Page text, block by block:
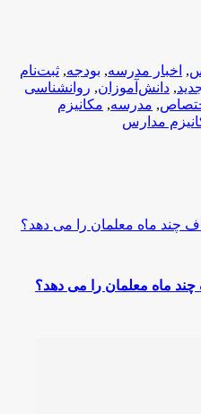
, اخبار مدرسه, بودجه, ثبت‌نام
, دانش‌آموزان, روانشناسی
, مدرسه, مکانیزم
مدارس